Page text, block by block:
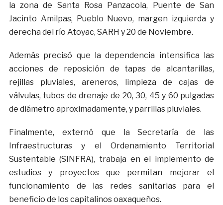
la zona de Santa Rosa Panzacola, Puente de San
Jacinto Amilpas, Pueblo Nuevo, margen izquierda y
derecha del río Atoyac, SARH y 20 de Noviembre.
Además precisó que la dependencia intensifica las
acciones de reposición de tapas de alcantarillas,
rejillas pluviales, areneros, limpieza de cajas de
válvulas, tubos de drenaje de 20, 30, 45 y 60 pulgadas
de diámetro aproximadamente, y parrillas pluviales.
Finalmente, externó que la Secretaría de las
Infraestructuras y el Ordenamiento Territorial
Sustentable (SINFRA), trabaja en el implemento de
estudios y proyectos que permitan mejorar el
funcionamiento de las redes sanitarias para el
beneficio de los capitalinos oaxaqueños.